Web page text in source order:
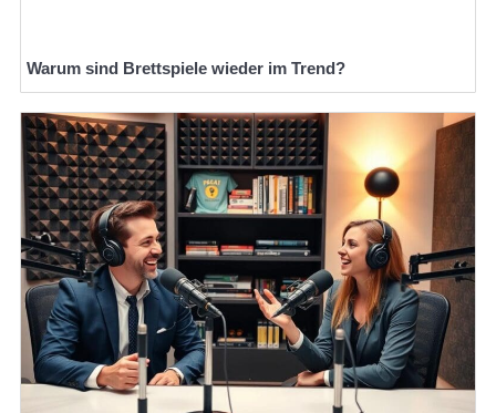
Warum sind Brettspiele wieder im Trend?